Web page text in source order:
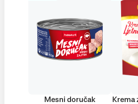
Mesni doručak Krema